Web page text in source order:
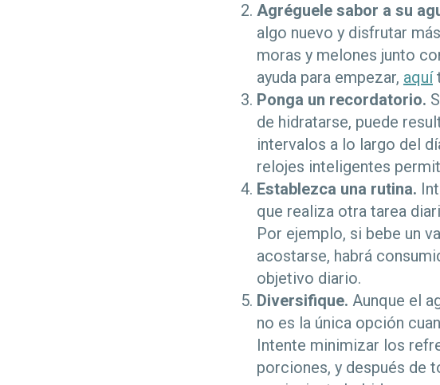
Agréguele sabor a su
algo nuevo y disfrutar
moras y melones junto
ayuda para empezar, aquí
Ponga un recordatorio.
de hidratarse, puede
intervalos a lo largo del
relojes inteligentes
Establezca una rutina.
que realiza otra tarea
Por ejemplo, si bebe un
acostarse, habrá
objetivo diario.
Diversifique. Aunque el
no es la única opción
Intente minimizar los
porciones, y después de